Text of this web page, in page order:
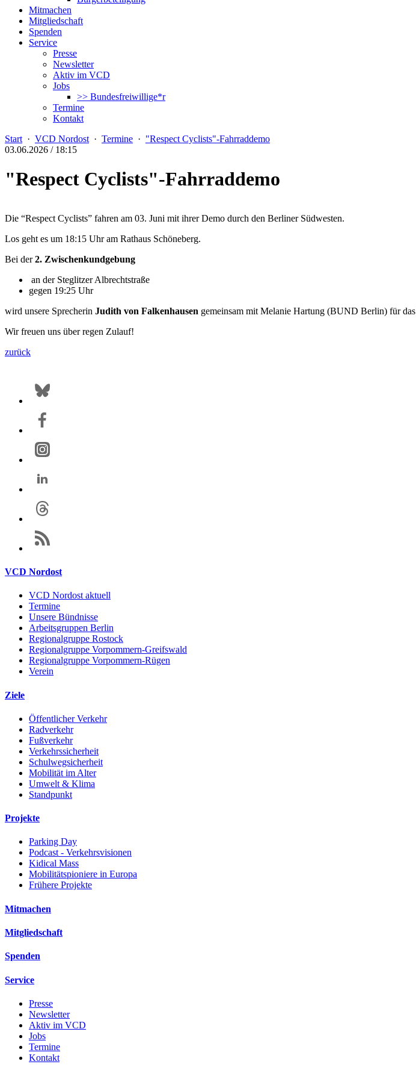
Mitmachen
Mitgliedschaft
Spenden
Service
Presse
Newsletter
Aktiv im VCD
Jobs
>> Bundesfreiwillige*r
Termine
Kontakt
Start · VCD Nordost · Termine · "Respect Cyclists"-Fahrraddemo
03.06.2026 / 18:15
"Respect Cyclists"-Fahrraddemo
Die “Respect Cyclists” fahren am 03. Juni mit ihrer Demo durch den Berliner Südwesten.
Los geht es um 18:15 Uhr am Rathaus Schöneberg.
Bei der2. Zwischenkundgebung
an der Steglitzer Albrechtstraße
gegen 19:25 Uhr
wird unsere Sprecherin Judith von Falkenhausen gemeinsam mit Melanie Hartung (BUND Berlin) für das
Wir freuen uns über regen Zulauf!
zurück
VCD Nordost
VCD Nordost aktuell
Termine
Unsere Bündnisse
Arbeitsgruppen Berlin
Regionalgruppe Rostock
Regionalgruppe Vorpommern-Greifswald
Regionalgruppe Vorpommern-Rügen
Verein
Ziele
Öffentlicher Verkehr
Radverkehr
Fußverkehr
Verkehrssicherheit
Schulwegsicherheit
Mobilität im Alter
Umwelt & Klima
Standpunkt
Projekte
Parking Day
Podcast - Verkehrsvisionen
Kidical Mass
Mobilitätspioniere in Europa
Frühere Projekte
Mitmachen
Mitgliedschaft
Spenden
Service
Presse
Newsletter
Aktiv im VCD
Jobs
Termine
Kontakt